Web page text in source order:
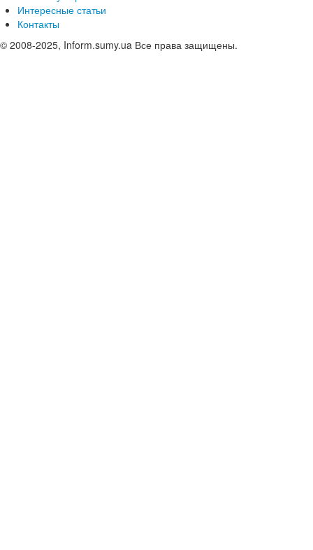
Интересные статьи
Контакты
© 2008-2025, Inform.sumy.ua Все права защищены.